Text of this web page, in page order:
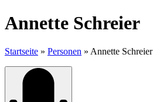
Annette Schreier
Startseite » Personen » Annette Schreier